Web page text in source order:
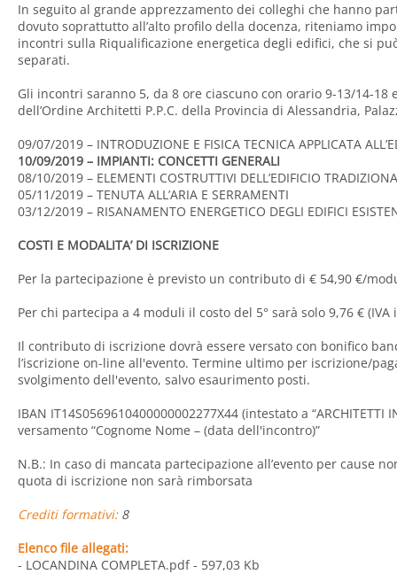
In seguito al grande apprezzamento dei colleghi che hanno
dovuto soprattutto all’alto profilo della docenza, riteniamo
incontri sulla Riqualificazione energetica degli edifici, che si
separati.
Gli incontri saranno 5, da 8 ore ciascuno con orario 9-13/14-
dell’Ordine Architetti P.P.C. della Provincia di Alessandria,
09/07/2019 – INTRODUZIONE E FISICA TECNICA APPLICATA
10/09/2019 – IMPIANTI: CONCETTI GENERALI
08/10/2019 – ELEMENTI COSTRUTTIVI DELL’EDIFICIO
05/11/2019 – TENUTA ALL’ARIA E SERRAMENTI
03/12/2019 – RISANAMENTO ENERGETICO DEGLI EDIFICI
COSTI E MODALITA’ DI ISCRIZIONE
Per la partecipazione è previsto un contributo di € 54,90 €/
Per chi partecipa a 4 moduli il costo del 5° sarà solo 9,76 € (IVA
Il contributo di iscrizione dovrà essere versato con bonifico
l’iscrizione on-line all'evento. Termine ultimo per iscrizione/
svolgimento dell'evento, salvo esaurimento posti.
IBAN IT14S0569610400000002277X44 (intestato a “ARCHITETTI
versamento “Cognome Nome – (data dell'incontro)”
N.B.: In caso di mancata partecipazione all’evento per cause
quota di iscrizione non sarà rimborsata
Crediti formativi:8
Elenco file allegati:
- LOCANDINA COMPLETA.pdf- 597,03 Kb